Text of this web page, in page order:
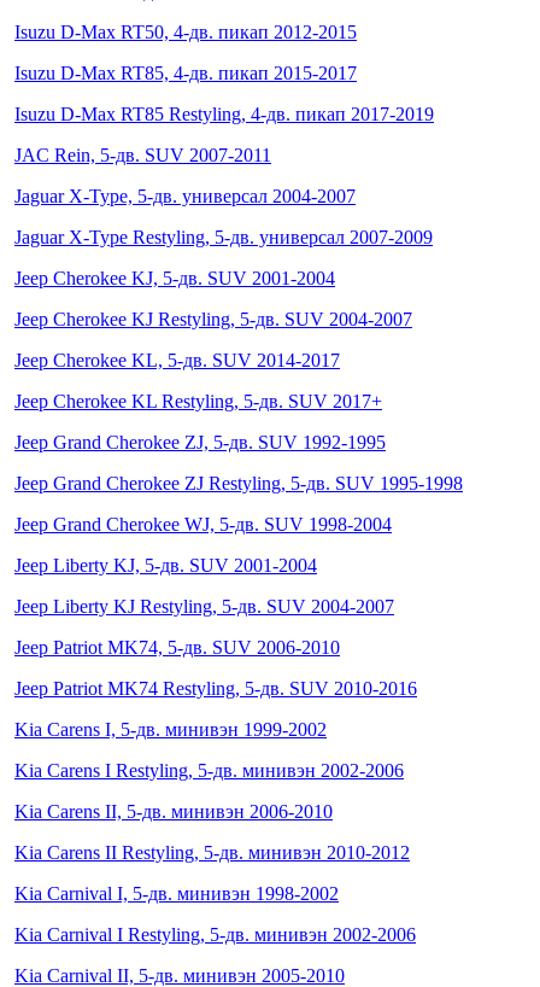
Isuzu D-Max RT50, 4-дв. пикап 2012-2015
Isuzu D-Max RT85, 4-дв. пикап 2015-2017
Isuzu D-Max RT85 Restyling, 4-дв. пикап 2017-2019
JAC Rein, 5-дв. SUV 2007-2011
Jaguar X-Type, 5-дв. универсал 2004-2007
Jaguar X-Type Restyling, 5-дв. универсал 2007-2009
Jeep Cherokee KJ, 5-дв. SUV 2001-2004
Jeep Cherokee KJ Restyling, 5-дв. SUV 2004-2007
Jeep Cherokee KL, 5-дв. SUV 2014-2017
Jeep Cherokee KL Restyling, 5-дв. SUV 2017+
Jeep Grand Cherokee ZJ, 5-дв. SUV 1992-1995
Jeep Grand Cherokee ZJ Restyling, 5-дв. SUV 1995-1998
Jeep Grand Cherokee WJ, 5-дв. SUV 1998-2004
Jeep Liberty KJ, 5-дв. SUV 2001-2004
Jeep Liberty KJ Restyling, 5-дв. SUV 2004-2007
Jeep Patriot MK74, 5-дв. SUV 2006-2010
Jeep Patriot MK74 Restyling, 5-дв. SUV 2010-2016
Kia Carens I, 5-дв. минивэн 1999-2002
Kia Carens I Restyling, 5-дв. минивэн 2002-2006
Kia Carens II, 5-дв. минивэн 2006-2010
Kia Carens II Restyling, 5-дв. минивэн 2010-2012
Kia Carnival I, 5-дв. минивэн 1998-2002
Kia Carnival I Restyling, 5-дв. минивэн 2002-2006
Kia Carnival II, 5-дв. минивэн 2005-2010